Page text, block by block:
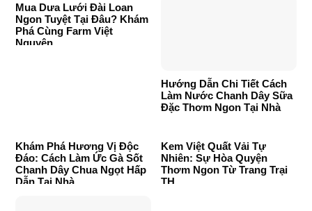
Mua Dưa Lưới Đài Loan
Ngon Tuyệt Tại Đâu? Khám
Phá Cùng Farm Việt
Nguyên
Hướng Dẫn Chi Tiết Cách
Làm Nước Chanh Dây Sữa
Đặc Thơm Ngon Tại Nhà
Khám Phá Hương Vị Độc
Đáo: Cách Làm Ức Gà Sốt
Chanh Dây Chua Ngọt Hấp
Dẫn Tại Nhà
Kem Việt Quất Vải Tự
Nhiên: Sự Hòa Quyện
Thơm Ngon Từ Trang Trại
TH